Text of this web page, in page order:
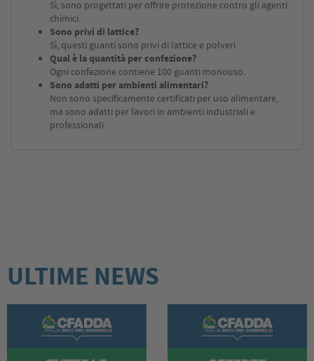
Sì, sono progettati per offrire protezione contro gli agenti
chimici.
Sono privi di lattice?
Sì, questi guanti sono privi di lattice e polveri.
Qual è la quantità per confezione?
Ogni confezione contiene 100 guanti monouso.
Sono adatti per ambienti alimentari?
Non sono specificamente certificati per uso alimentare,
ma sono adatti per lavori in ambienti industriali e
professionali.
ULTIME NEWS